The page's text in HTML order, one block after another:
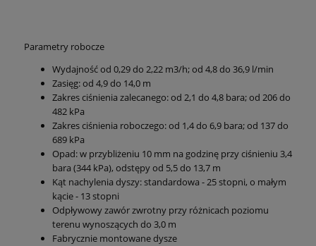
Parametry robocze
Wydajność od 0,29 do 2,22 m3/h; od 4,8 do 36,9 l/min
Zasięg: od 4,9 do 14,0 m
Zakres ciśnienia zalecanego: od 2,1 do 4,8 bara; od 206 do
482 kPa
Zakres ciśnienia roboczego: od 1,4 do 6,9 bara; od 137 do
689 kPa
Opad: w przybliżeniu 10 mm na godzinę przy ciśnieniu 3,4
bara (344 kPa), odstępy od 5,5 do 13,7 m
Kąt nachylenia dyszy: standardowa - 25 stopni, o małym
kącie - 13 stopni
Odpływowy zawór zwrotny przy różnicach poziomu
terenu wynoszących do 3,0 m
Fabrycznie montowane dysze